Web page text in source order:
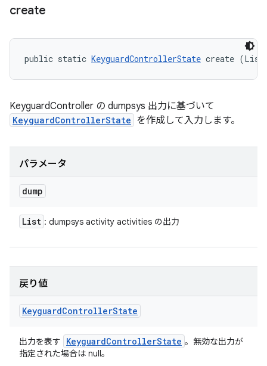
create
public static KeyguardControllerState create
KeyguardController の dumpsys 出力に基づいて
KeyguardControllerState を作成して入力します。
パラメータ
dump
List : dumpsys activity activities の出力
戻り値
KeyguardControllerState
出力を表す KeyguardControllerState 。無効な出力が
指定された場合は null。